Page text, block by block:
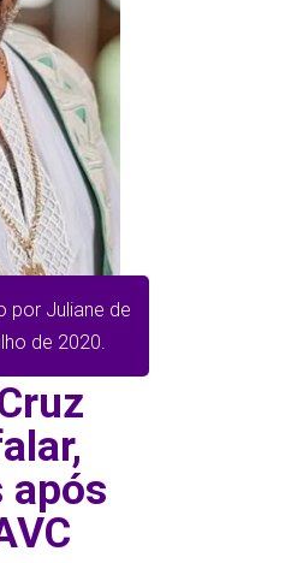
por Juliane de
de 2020.
após